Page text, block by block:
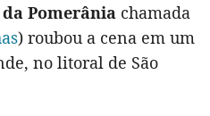
Pomerânia chamada
) roubou a cena em um
no litoral de São